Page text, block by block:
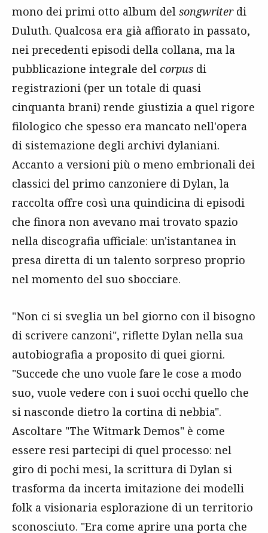
mono dei primi otto album del songwriterdi
Duluth. Qualcosa era già affiorato in passato,
nei precedenti episodi della collana, ma la
pubblicazione integrale del corpus di
registrazioni (per un totale di quasi
cinquanta brani) rende giustizia a quel rigore
filologico che spesso era mancato nell'opera
di sistemazione degli archivi dylaniani.
Accanto a versioni più o meno embrionali dei
classici del primo canzoniere di Dylan, la
raccolta offre così una quindicina di episodi
che finora non avevano mai trovato spazio
nella discografia ufficiale: un'istantanea in
presa diretta di un talento sorpreso proprio
nel momento del suo sbocciare.
"Non ci si sveglia un bel giorno con il bisogno
di scrivere canzoni", riflette Dylan nella sua
autobiografia a proposito di quei giorni.
"Succede che uno vuole fare le cose a modo
suo, vuole vedere con i suoi occhi quello che
si nasconde dietro la cortina di nebbia".
Ascoltare "The Witmark Demos" è come
essere resi partecipi di quel processo: nel
giro di pochi mesi, la scrittura di Dylan si
trasforma da incerta imitazione dei modelli
folk a visionaria esplorazione di un territorio
sconosciuto. "Era come aprire una porta che